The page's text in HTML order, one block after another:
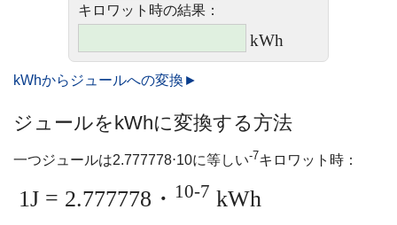
キロワット時の結果：
kWh
kWhからジュールへの変換►
ジュールをkWhに変換する方法
一つジュールは2.777778⋅10に等しい-7キロワット時：
1J = 2.777778・ 10-7 kWh